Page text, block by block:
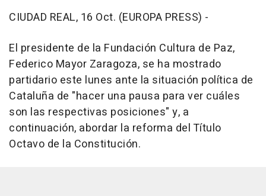
CIUDAD REAL, 16 Oct. (EUROPA PRESS) -
El presidente de la Fundación Cultura de Paz,
Federico Mayor Zaragoza, se ha mostrado
partidario este lunes ante la situación política de
Cataluña de "hacer una pausa para ver cuáles
son las respectivas posiciones" y, a
continuación, abordar la reforma del Título
Octavo de la Constitución.